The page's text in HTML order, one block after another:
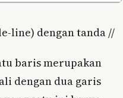
line) dengan tanda //
baris merupakan
dengan dua garis